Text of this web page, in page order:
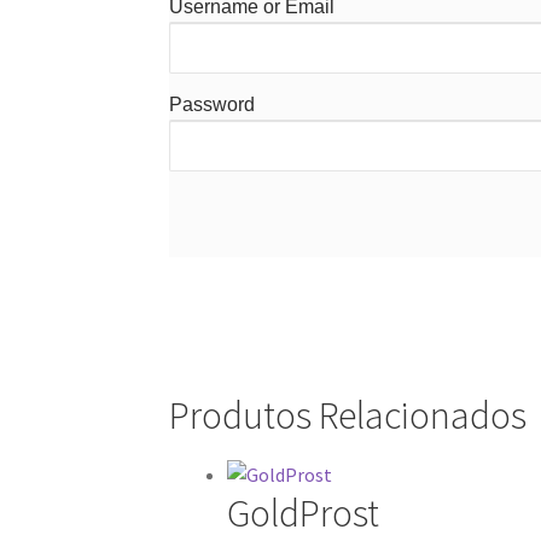
Username or Email
Password
Produtos Relacionados
GoldProst